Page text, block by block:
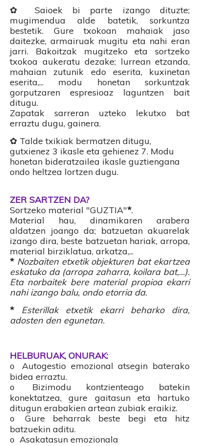
✿ Saioek bi parte izango dituzte;
mugimendua alde batetik, sorkuntza
bestetik. Gure txokoan mahaiak jaso
daitezke, armairuak mugitu eta nahi eran
jarri. Bakoitzak mugitzeko eta sortzeko
txokoa aukeratu dezake; lurrean etzanda,
mahaian zutunik edo eserita, kuxinetan
eserita,... modu honetan sorkuntzak
gorputzaren espresioaz laguntzen bait
ditugu.
Zapatak sarreran uzteko lekutxo bat
erraztu dugu, gainera.
✿ Talde txikiak bermatzen ditugu,
gutxienez 3 ikasle eta gehienez 7. Modu
honetan bideratzailea ikasle guztiengana
ondo heltzea lortzen dugu.
ZER SARTZEN DA?
Sortzeko material "GUZTIA"*.
Material hau, dinamikaren arabera
aldatzen joango da; batzuetan akuarelak
izango dira, beste batzuetan hariak, arropa,
material birziklatua, arkatza,...
* Nozbaiten etxetik objekturen bat ekartzea
eskatuko da (arropa zaharra, koilara bat,...).
Eta norbaitek bere material propioa ekarri
nahi izango balu, ondo etorria da.
*
Esterillak etxetik ekarri beharko dira,
adosten den egunetan.
HELBURUAK, ONURAK:
o Autogestio emozional atsegin baterako
bidea erraztu.
o Bizimodu kontzienteago batekin
konektatzea, gure gaitasun eta hartuko
ditugun erabakien artean zubiak eraikiz.
o Gure beharrak beste begi eta hitz
batzuekin aditu.
o Asakatasun emozionala